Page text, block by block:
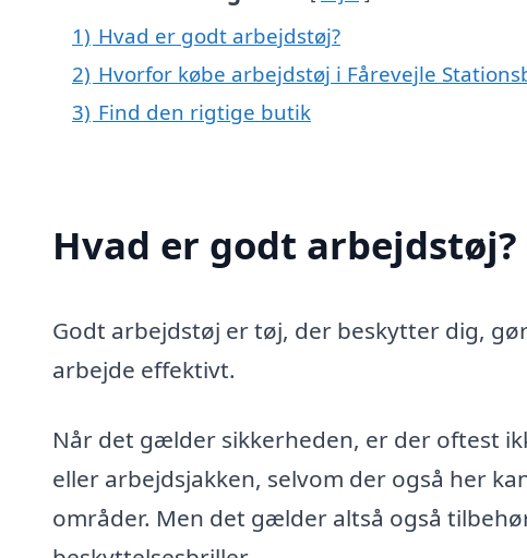
1) Hvad er godt arbejdstøj?
2) Hvorfor købe arbejdstøj i Fårevejle
3) Find den rigtige butik
Hvad er godt arbejdstøj?
Godt arbejdstøj er tøj, der beskytter dig,
arbejde effektivt.
Når det gælder sikkerheden, er der oftest
eller arbejdsjakken, selvom der også her
områder. Men det gælder altså også